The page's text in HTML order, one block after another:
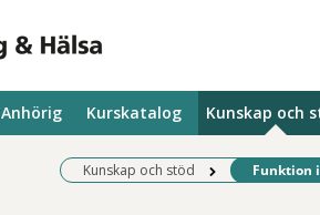
Anhörig Kurskatalog Kunskap och
Kunskap och stöd Befintlig
Funktion